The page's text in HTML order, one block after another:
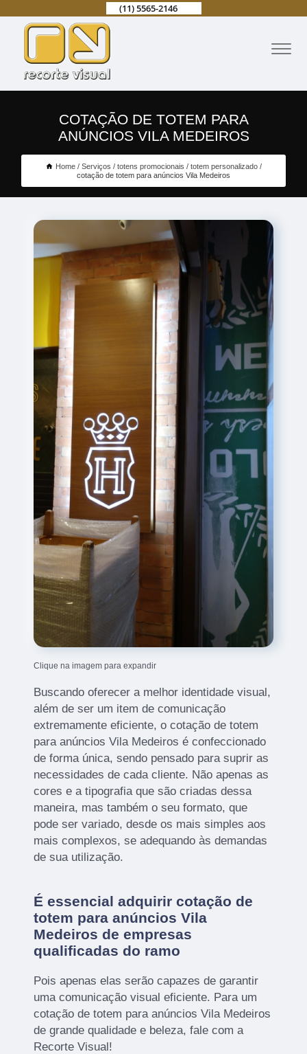
(11) 5565-2146
COTAÇÃO DE TOTEM PARA
ANÚNCIOS VILA MEDEIROS
Home Serviços totens promocionais
totem personalizado
cotação de totem para anúncios Vila Medeiros
Clique na imagem para expandir
Buscando oferecer a melhor identidade visual,
além de ser um item de comunicação
extremamente eficiente, o cotação de totem
para anúncios Vila Medeiros é confeccionado
de forma única, sendo pensado para suprir as
necessidades de cada cliente. Não apenas as
cores e a tipografia que são criadas dessa
maneira, mas também o seu formato, que
pode ser variado, desde os mais simples aos
mais complexos, se adequando às demandas
de sua utilização.
É essencial adquirir cotação de
totem para anúncios Vila
Medeiros de empresas
qualificadas do ramo
Pois apenas elas serão capazes de garantir
uma comunicação visual eficiente. Para um
cotação de totem para anúncios Vila Medeiros
de grande qualidade e beleza, fale com a
Recorte Visual!